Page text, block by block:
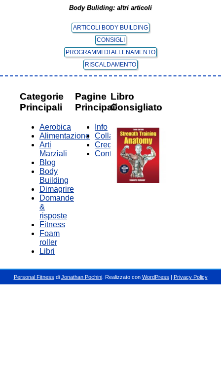
Body Buliding: altri articoli
ARTICOLI BODY BUILDING
CONSIGLI
PROGRAMMI DI ALLENAMENTO
RISCALDAMENTO
Categorie
Principali
Aerobica
Alimentazione
Arti
Marziali
Blog
Body
Building
Dimagrire
Domande
&
risposte
Fitness
Foam
roller
Libri
Pagine
Principali
Info
Collabora
Credits
Contatti
Libro
Consigliato
Personal Fitness di Jonathan Pochini. Realizzato con WordPress | Privacy Policy